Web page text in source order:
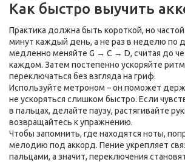
Как быстро выучить
Практика должна быть короткой, но
минут каждый день, а не раз в неделю по
медленно меняйте G → C → D, считая до
каждом. Затем постепенно ускоряйте
переключаться без взгляда на гриф.
Используйте метроном – он поможет
не ускоряться слишком быстро. Если
в пальцах, делайте паузу, растягивайте
возвращайтесь к упражнению.
Чтобы запомнить, где находятся ноты,
мелодию под аккорд. Пение укрепляет
пальцами, а значит, переключения